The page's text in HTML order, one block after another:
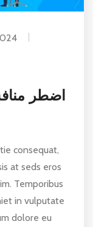
اضطر
consequat,
at seds eros
Temporibus
in vulputate
dolore eu